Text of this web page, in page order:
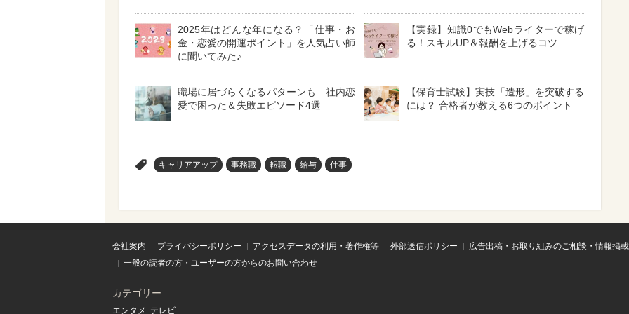
2025年はどんな年になる？「仕事・お
金・恋愛の開運ポイント」を人気占い師
に聞いてみた♪
【実録】知識0でもWebライターで稼げ
る！スキルUP＆報酬を上げるコツ
職場に居づらくなるパターンも…社内恋
愛で困った＆失敗エピソード4選
【保育士試験】実技「造形」を突破する
には？ 合格者が教える6つのポイント
キャリアアップ 事務職 転職 給与 仕事
会社案内 プライバシーポリシー アクセスデータの利用・著作権等 外部送信ポリシー
広告出稿・お取り組みのご相談・情報掲
一般の読者の方・ユーザーの方からのお問い合わせ
カテゴリー
エンタメ･テレビ